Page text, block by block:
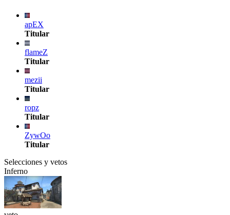
apEX
Titular
flameZ
Titular
mezii
Titular
ropz
Titular
ZywOo
Titular
Selecciones y vetos
Inferno